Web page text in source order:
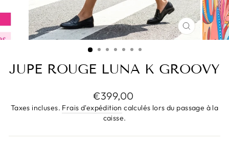
FERMER
(ESC)
JUPE ROUGE LUNA K GROOVY
Prix
régulier
€399,00
Taxes incluses. Frais d'expédition calculés lors du passage à la
caisse.